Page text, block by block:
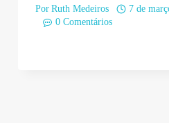
Por Ruth Medeiros
7 de
0 Comentários